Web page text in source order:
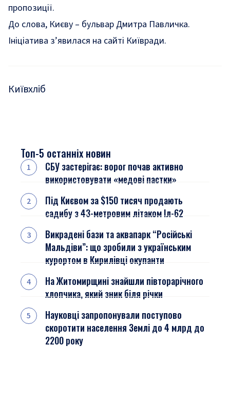
пропозиції.
До слова, Києву – бульвар Дмитра Павличка.
Ініціатива з’явилася на сайті Київради.
Київхліб
Топ-5 останніх новин
СБУ застерігає: ворог почав активно
використовувати «медові пастки»
Під Києвом за $150 тисяч продають
садибу з 43-метровим літаком Іл-62
Викрадені бази та аквапарк “Російські
Мальдіви”: що зробили з українським
курортом в Кирилівці окупанти
На Житомирщині знайшли півторарічного
хлопчика, який зник біля річки
Науковці запропонували поступово
скоротити населення Землі до 4 млрд до
2200 року